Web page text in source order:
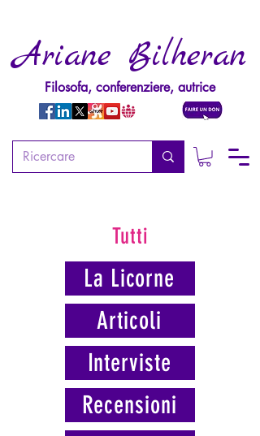
Ariane Bilheran
Filosofa, conferenziere, autrice
Tutti
La Licorne
Articoli
Interviste
Recensioni